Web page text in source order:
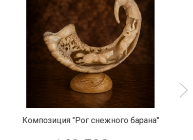
Кольцо с самородком